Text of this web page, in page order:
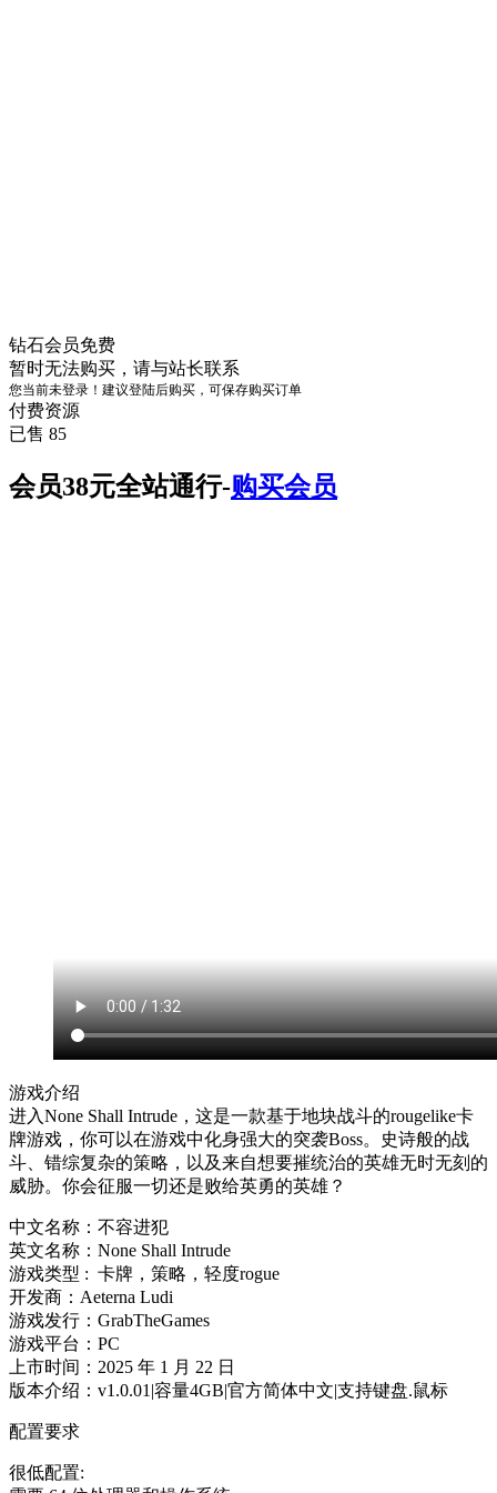
钻石会员免费
暂时无法购买，请与站长联系
您当前未登录！建议登陆后购买，可保存购买订单
付费资源
已售 85
会员38元全站通行-购买会员
游戏介绍
进入None Shall Intrude，这是一款基于地块战斗的rougelike卡
牌游戏，你可以在游戏中化身强大的突袭Boss。史诗般的战
斗、错综复杂的策略，以及来自想要摧统治的英雄无时无刻的
威胁。你会征服一切还是败给英勇的英雄？
中文名称：不容进犯
英文名称：None Shall Intrude
游戏类型 : 卡牌，策略，轻度rogue
开发商：Aeterna Ludi
游戏发行：GrabTheGames
游戏平台：PC
上市时间：2025 年 1 月 22 日
版本介绍：v1.0.01|容量4GB|官方简体中文|支持键盘.鼠标
配置要求
很低配置: